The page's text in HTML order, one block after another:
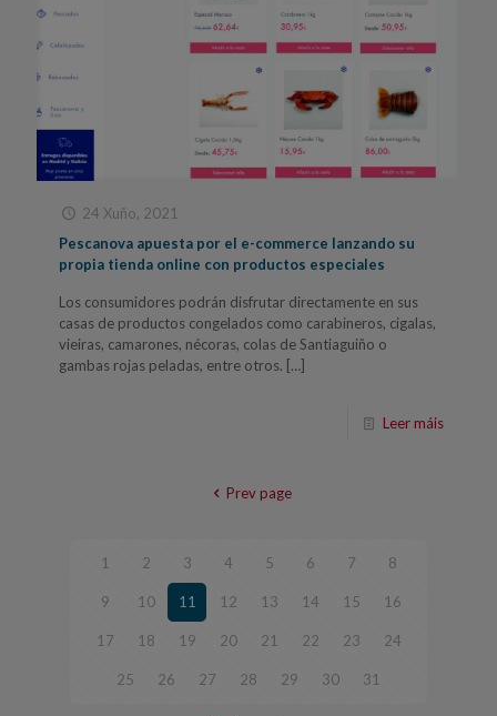
24 Xuño, 2021
Pescanova apuesta por el e-commerce lanzando su
propia tienda online con productos especiales
Los consumidores podrán disfrutar directamente en sus
casas de productos congelados como carabineros, cigalas,
vieiras, camarones, nécoras, colas de Santiaguiño o
gambas rojas peladas, entre otros. […]
Leer máis
Prev page
1 2 3 4 5 6 7 8
9 10 11 12 13 14 15 16
17 18 19 20 21 22 23 24
25 26 27 28 29 30 31